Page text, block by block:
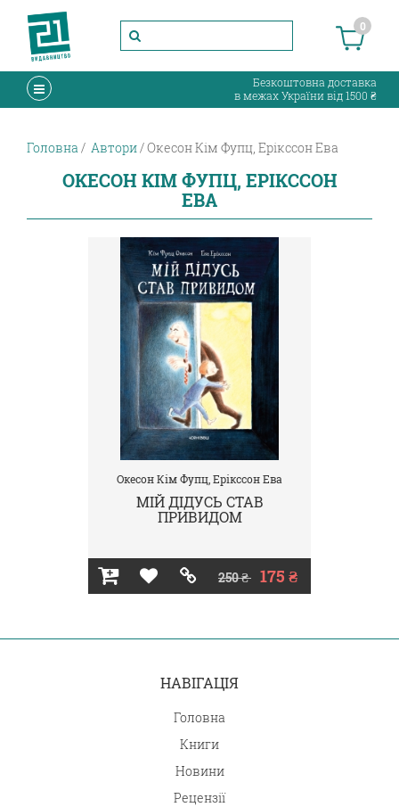
0
Безкоштовна доставка
в межах України від 1500 ₴
Головна Автори Окесон Кім Фупц, Ерікссон Ева
ОКЕСОН КІМ ФУПЦ, ЕРІКССОН
ЕВА
Окесон Кім Фупц, Ерікссон Ева
МІЙ ДІДУСЬ СТАВ
ПРИВИДОМ
250 ₴ 175 ₴
НАВІГАЦІЯ
Головна
Книги
Новини
Рецензії